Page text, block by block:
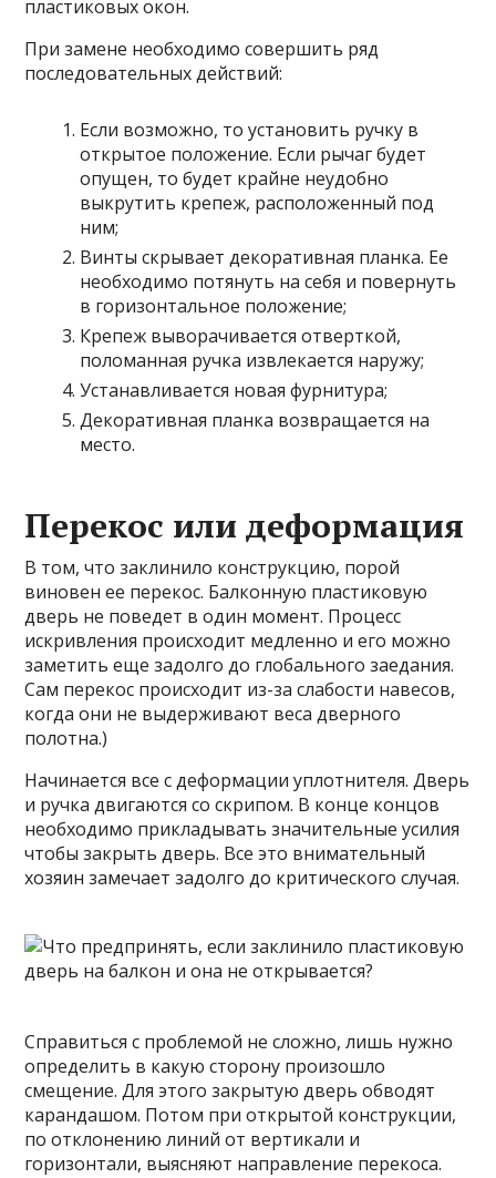
пластиковых окон.
При замене необходимо совершить ряд
последовательных действий:
Если возможно, то установить ручку в
открытое положение. Если рычаг будет
опущен, то будет крайне неудобно
выкрутить крепеж, расположенный под
ним;
Винты скрывает декоративная планка. Ее
необходимо потянуть на себя и повернуть
в горизонтальное положение;
Крепеж выворачивается отверткой,
поломанная ручка извлекается наружу;
Устанавливается новая фурнитура;
Декоративная планка возвращается на
место.
Перекос или деформация
В том, что заклинило конструкцию, порой
виновен ее перекос. Балконную пластиковую
дверь не поведет в один момент. Процесс
искривления происходит медленно и его можно
заметить еще задолго до глобального заедания.
Сам перекос происходит из-за слабости навесов,
когда они не выдерживают веса дверного
полотна.)
Начинается все с деформации уплотнителя. Дверь
и ручка двигаются со скрипом. В конце концов
необходимо прикладывать значительные усилия
чтобы закрыть дверь. Все это внимательный
хозяин замечает задолго до критического случая.
Справиться с проблемой не сложно, лишь нужно
определить в какую сторону произошло
смещение. Для этого закрытую дверь обводят
карандашом. Потом при открытой конструкции,
по отклонению линий от вертикали и
горизонтали, выясняют направление перекоса.